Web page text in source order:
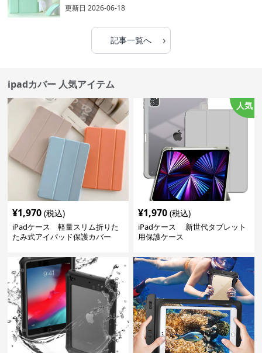
更新日2026-06-18
記事一覧へ ›
ipadカバー 人気アイテム
¥1,970 (税込)
iPadケース 軽量スリム折りた
たみ式アイパッド保護カバー
人気
¥1,970 (税込)
iPadケース 新世代タブレット
用保護ケース